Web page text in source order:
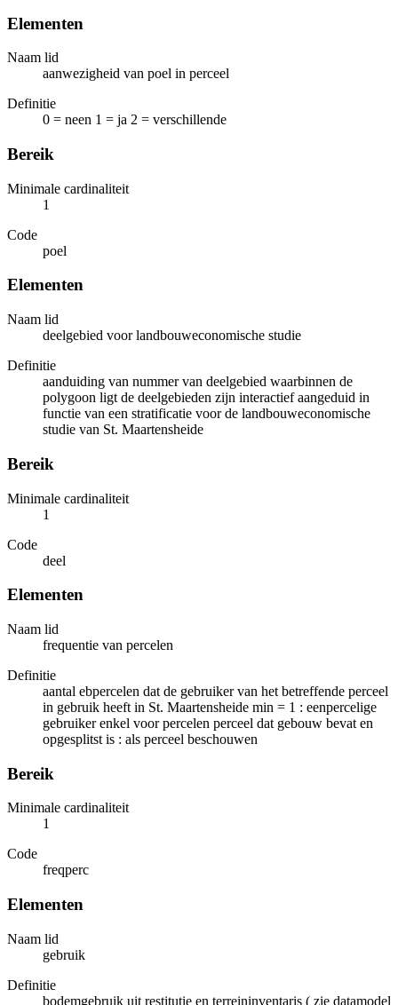
Elementen
Naam lid
aanwezigheid van poel in perceel
Definitie
0 = neen 1 = ja 2 = verschillende
Bereik
Minimale cardinaliteit
1
Code
poel
Elementen
Naam lid
deelgebied voor landbouweconomische studie
Definitie
aanduiding van nummer van deelgebied waarbinnen de
polygoon ligt de deelgebieden zijn interactief aangeduid in
functie van een stratificatie voor de landbouweconomische
studie van St. Maartensheide
Bereik
Minimale cardinaliteit
1
Code
deel
Elementen
Naam lid
frequentie van percelen
Definitie
aantal ebpercelen dat de gebruiker van het betreffende perceel
in gebruik heeft in St. Maartensheide min = 1 : eenpercelige
gebruiker enkel voor percelen perceel dat gebouw bevat en
opgesplitst is : als perceel beschouwen
Bereik
Minimale cardinaliteit
1
Code
freqperc
Elementen
Naam lid
gebruik
Definitie
bodemgebruik uit restitutie en terreininventaris ( zie datamodel